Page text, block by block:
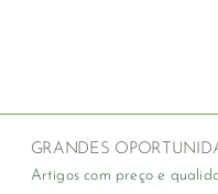
GRANDES
Artigos com preço e